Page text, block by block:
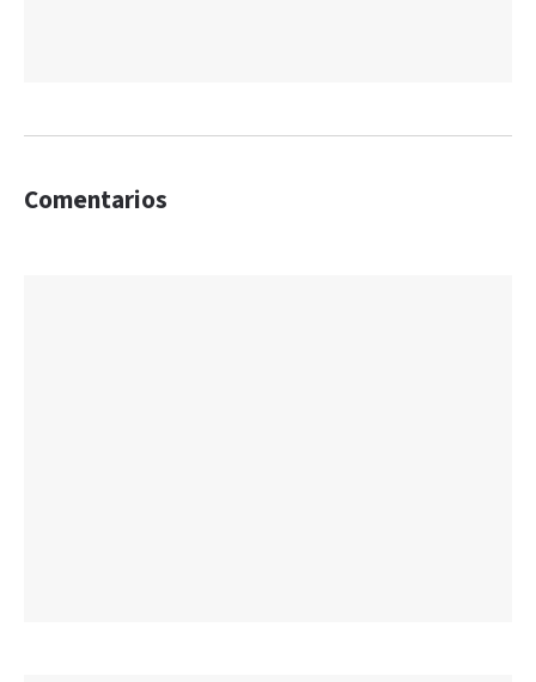
Comentarios